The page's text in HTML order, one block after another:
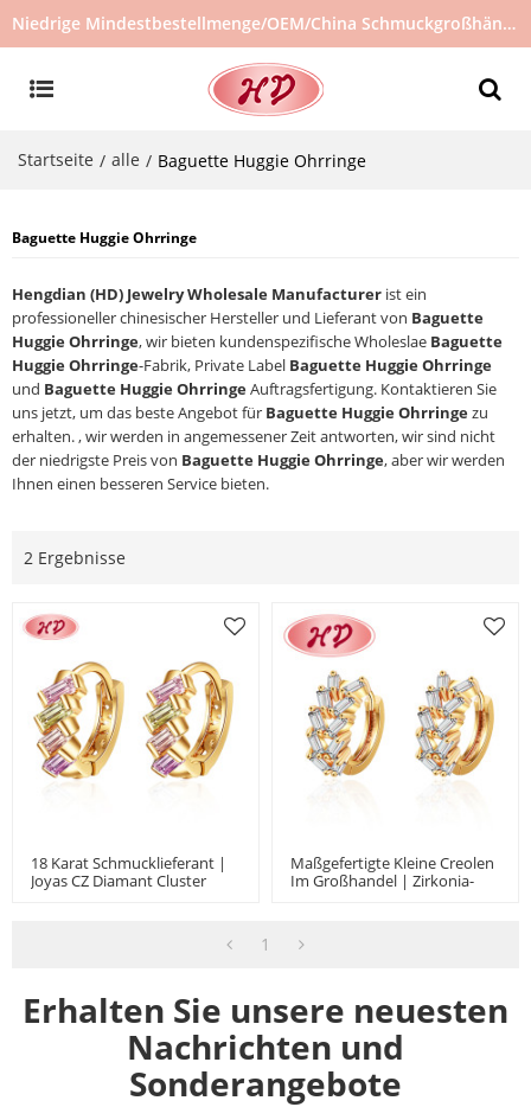
Niedrige Mindestbestellmenge/OEM/China Schmuckgroßhändler/Schmucklieferant/heiß verkaufter Schmuck auf Lager/kein gebrauchter Schmuck
Startseite / alle / Baguette Huggie Ohrringe
Baguette Huggie Ohrringe
Hengdian (HD) Jewelry Wholesale Manufacturer ist ein
professioneller chinesischer Hersteller und Lieferant von Baguette
Huggie Ohrringe, wir bieten kundenspezifische Wholeslae Baguette
Huggie Ohrringe-Fabrik, Private Label Baguette Huggie Ohrringe
und Baguette Huggie OhrringeAuftragsfertigung. Kontaktieren Sie
uns jetzt, um das beste Angebot für Baguette Huggie Ohrringezu
erhalten. , wir werden in angemessener Zeit antworten, wir sind nicht
der niedrigste Preis von Baguette Huggie Ohrringe, aber wir werden
Ihnen einen besseren Service bieten.
2 Ergebnisse
18 Karat Schmucklieferant |
Joyas CZ Diamant Cluster
Maßgefertigte Kleine Creolen
Im Großhandel | Zirkonia-
Karat Goldschmuck
1
Erhalten Sie unsere neuesten
Nachrichten und
Sonderangebote